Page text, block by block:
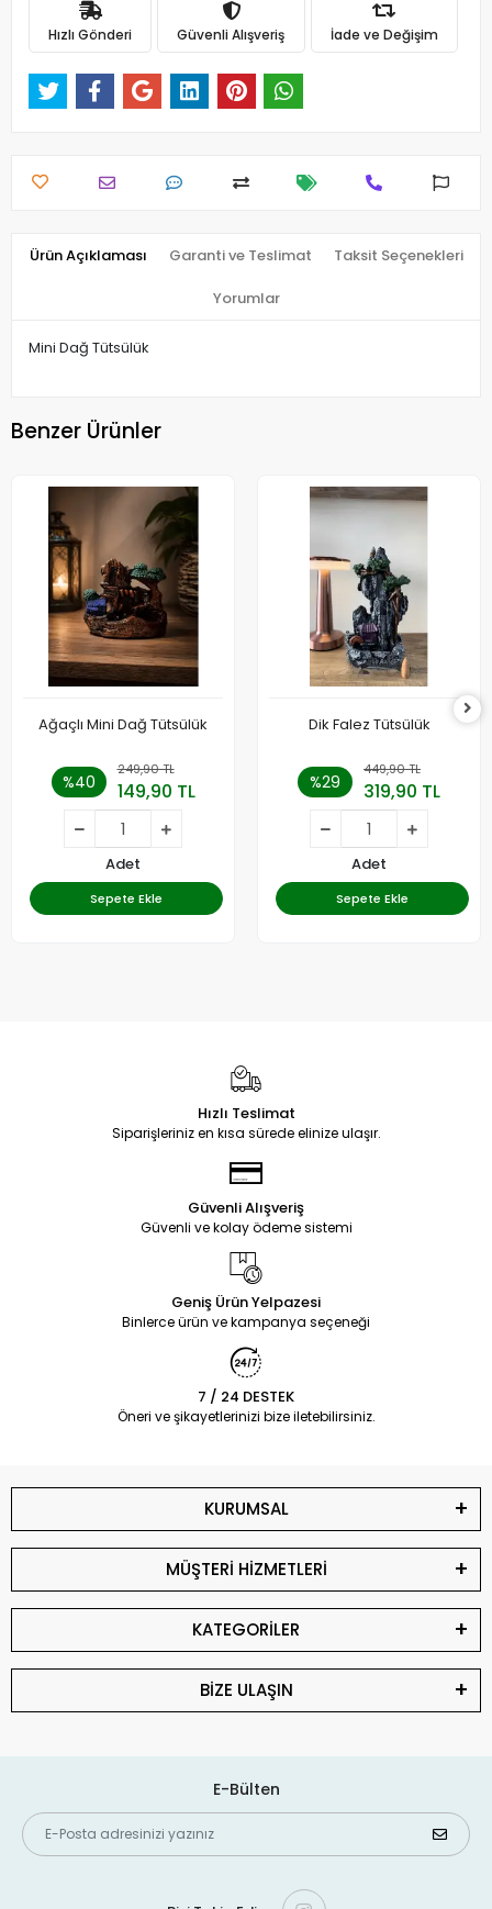
Hızlı Gönderi Güvenli Alışveriş İade ve Değişim
Ürün Açıklaması Garanti ve Teslimat Taksit Seçenekleri
Yorumlar
Mini Dağ Tütsülük
Benzer Ürünler
Ağaçlı Mini Dağ Tütsülük
%40
249,90 TL
149,90 TL
Adet
Sepete Ekle
Dik Falez Tütsülük
%29
449,90 TL
319,90 TL
Adet
Sepete Ekle
Hızlı Teslimat
Siparişleriniz en kısa sürede elinize ulaşır.
Güvenli Alışveriş
Güvenli ve kolay ödeme sistemi
Geniş Ürün Yelpazesi
Binlerce ürün ve kampanya seçeneği
7 / 24 DESTEK
Öneri ve şikayetlerinizi bize iletebilirsiniz.
KURUMSAL
MÜŞTERİ HİZMETLERİ
KATEGORİLER
BİZE ULAŞIN
E-Bülten